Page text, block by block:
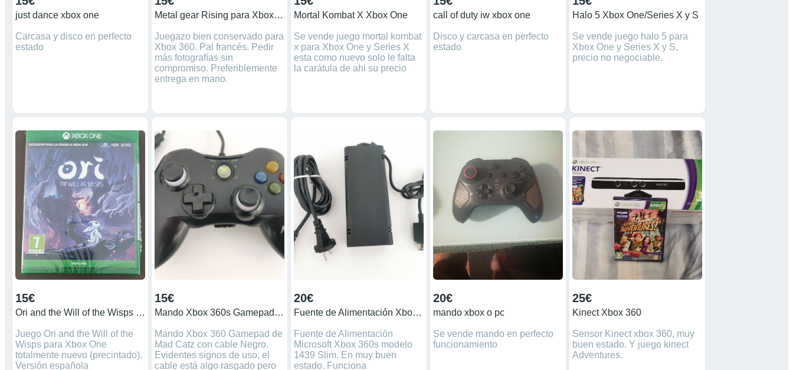
just dance xbox one
Carcasa y disco en perfecto
estado
Metal gear Rising para Xbox 360
Juegazo bien conservado para
Xbox 360. Pal francés. Pedir
más fotografías sin
compromiso. Preferiblemente
entrega en mano.
Mortal Kombat X Xbox One
Se vende juego mortal kombat
x para Xbox One y Series X
esta como nuevo solo le falta
la carátula de ahi su precio
call of duty iw xbox one
Disco y carcasa en perfecto
estado
Halo 5 Xbox One/Series X y S
Se vende juego halo 5 para
Xbox One y Series X y S,
precio no negociable.
15€
Ori and the Will of the Wisps - Xbox - PRECINTADO
Juego Ori and the Will of the
Wisps para Xbox One
totalmente nuevo (precintado).
Versión española
15€
Mando Xbox 360s Gamepad Mad Catz con cable Negro
Mando Xbox 360 Gamepad de
Mad Catz con cable Negro.
Evidentes signos de uso, el
cable está algo rasgado pero
20€
Fuente de Alimentación Xbox 360s modelo 1439 Slim
Fuente de Alimentación
Microsoft Xbox 360s modelo
1439 Slim. En muy buen
estado. Funciona
20€
mando xbox o pc
Se vende mando en perfecto
funcionamiento
25€
Kinect Xbox 360
Sensor Kinect xbox 360, muy
buen estado. Y juego kinect
Adventures.